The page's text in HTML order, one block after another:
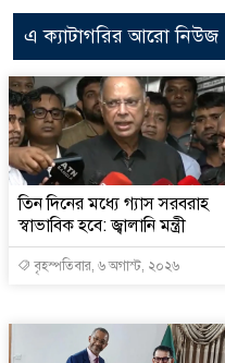
এ ক্যাটাগরির আরো নিউজ
তিন দিনের মধ্যে গ্যাস সরবরাহ
স্বাভাবিক হবে: জ্বালানি মন্ত্রী
বৃহস্পতিবার, ৬ অগাস্ট, ২০২৬